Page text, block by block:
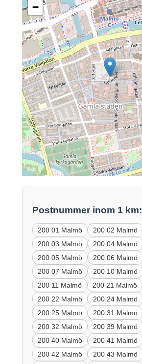
−
Postnummer inom 1 km:
200 01 Malmö
200 02 Malmö
200 03 Malmö
200 04 Malmö
200 05 Malmö
200 06 Malmö
200 07 Malmö
200 10 Malmö
200 11 Malmö
200 21 Malmö
200 22 Malmö
200 24 Malmö
200 25 Malmö
200 31 Malmö
200 32 Malmö
200 39 Malmö
200 40 Malmö
200 41 Malmö
200 42 Malmö
200 43 Malmö